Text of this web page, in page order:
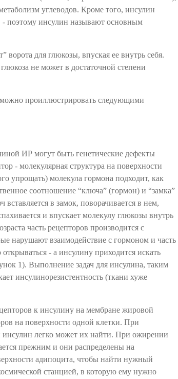
углеводов. Кроме того, инсулин
- поэтому инсулин называют основным
для глюкозы, впуская ее внутрь себя.
не может в достаточной степени
проиллюстрировать следующими
ИР могут быть генетические дефекты
- молекулярная структура на поверхности
упрощать) молекула гормона подходит, как
соотношение “ключа” (гормон) и “замка”
в замок, поворачивается в нем,
и впускает молекулу глюкозы внутрь
часть рецепторов производится с
нарушают взаимодействие с гормоном и часть
открываться - а инсулину приходится искать
1). Выполнение задач для инсулина, таким
инсулинорезистентность (ткани хуже
к инсулину на мембране жировой
на поверхности одной клетки. При
легко может их найти. При ожирении
прежним и они распределены на
адипоцита, чтобы найти нужный
станцией, в которую ему нужно